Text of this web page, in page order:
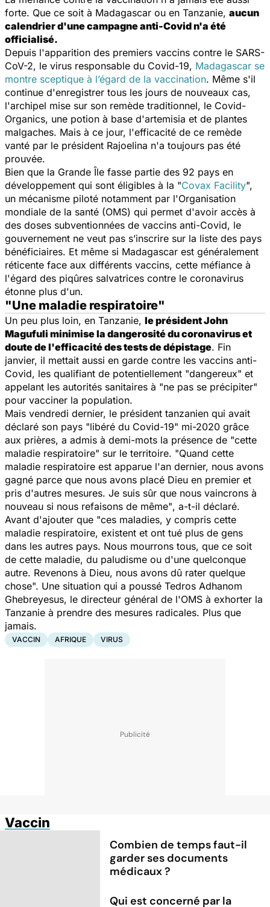
forte. Que ce soit à Madagascar ou en Tanzanie, aucun
calendrier d'une campagne anti-Covid n'a été
officialisé.
Depuis l'apparition des premiers vaccins contre le SARS-
CoV-2, le virus responsable du Covid-19, Madagascar se
montre sceptique à l’égard de la vaccination. Même s'il
continue d'enregistrer tous les jours de nouveaux cas,
l'archipel mise sur son remède traditionnel, le Covid-
Organics, une potion à base d'artemisia et de plantes
malgaches. Mais à ce jour, l'efficacité de ce remède
vanté par le président Rajoelina n'a toujours pas été
prouvée.
Bien que la Grande Île fasse partie des 92 pays en
développement qui sont éligibles à la "Covax Facility",
un mécanisme piloté notamment par l'Organisation
mondiale de la santé (OMS) qui permet d'avoir accès à
des doses subventionnées de vaccins anti-Covid, le
gouvernement ne veut pas s’inscrire sur la liste des pays
bénéficiaires. Et même si Madagascar est généralement
réticente face aux différents vaccins, cette méfiance à
l'égard des piqûres salvatrices contre le coronavirus
étonne plus d'un.
"Une maladie respiratoire"
Un peu plus loin, en Tanzanie, le président John
Magufuli minimise la dangerosité du coronavirus et
doute de l'efficacité des tests de dépistage. Fin
janvier, il mettait aussi en garde contre les vaccins anti-
Covid, les qualifiant de potentiellement "dangereux" et
appelant les autorités sanitaires à "ne pas se précipiter"
pour vacciner la population.
Mais vendredi dernier, le président tanzanien qui avait
déclaré son pays "libéré du Covid-19" mi-2020 grâce
aux prières, a admis à demi-mots la présence de "cette
maladie respiratoire" sur le territoire. "Quand cette
maladie respiratoire est apparue l'an dernier, nous avons
gagné parce que nous avons placé Dieu en premier et
pris d'autres mesures. Je suis sûr que nous vaincrons à
nouveau si nous refaisons de même", a-t-il déclaré.
Avant d'ajouter que "ces maladies, y compris cette
maladie respiratoire, existent et ont tué plus de gens
dans les autres pays. Nous mourrons tous, que ce soit
de cette maladie, du paludisme ou d'une quelconque
autre. Revenons à Dieu, nous avons dû rater quelque
chose". Une situation qui a poussé Tedros Adhanom
Ghebreyesus, le directeur général de l'OMS à exhorter la
Tanzanie à prendre des mesures radicales. Plus que
jamais.
VACCIN AFRIQUE VIRUS
Vaccin
Combien de temps faut-il
garder ses documents
médicaux ?
Qui est concerné par la